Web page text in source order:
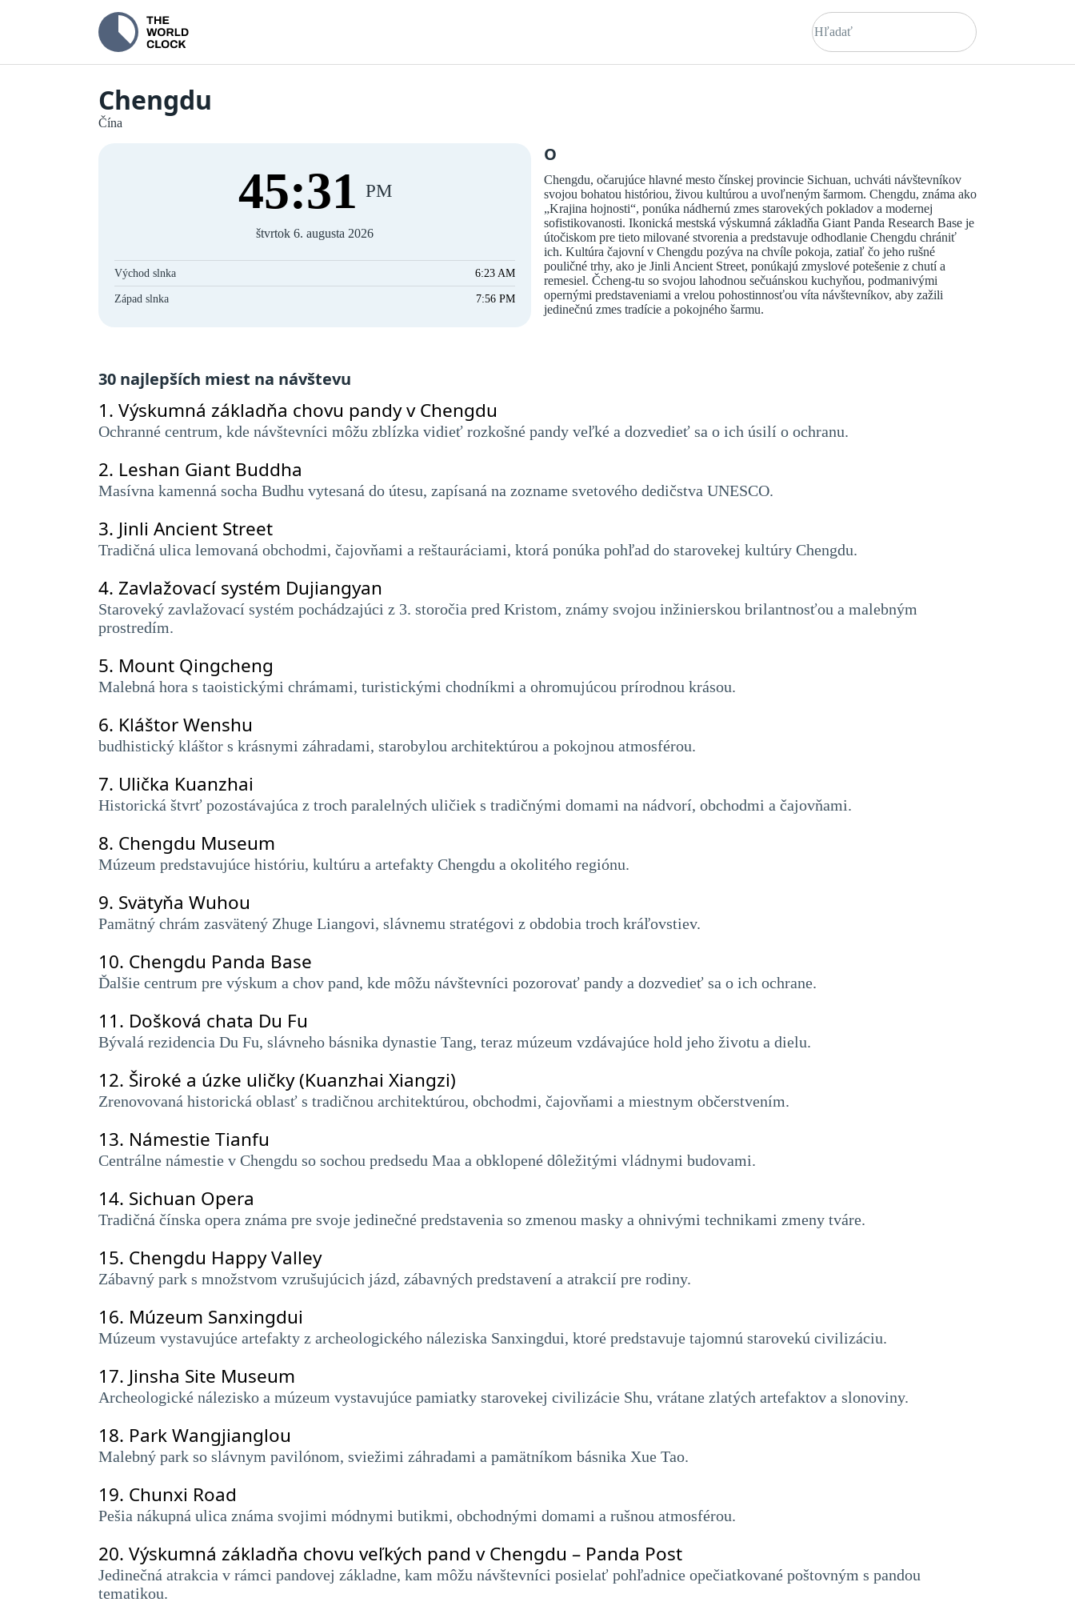
Chengdu
Čína
45:31 PM
štvrtok 6. augusta 2026
Východ slnka 6:23 AM
Západ slnka 7:56 PM
O
Chengdu, očarujúce hlavné mesto čínskej provincie Sichuan, uchváti návštevníkov
svojou bohatou históriou, živou kultúrou a uvoľneným šarmom. Chengdu, známa ako
„Krajina hojnosti“, ponúka nádhernú zmes starovekých pokladov a modernej
sofistikovanosti. Ikonická mestská výskumná základňa Giant Panda Research Base je
útočiskom pre tieto milované stvorenia a predstavuje odhodlanie Chengdu chrániť
ich. Kultúra čajovní v Chengdu pozýva na chvíle pokoja, zatiaľ čo jeho rušné
pouličné trhy, ako je Jinli Ancient Street, ponúkajú zmyslové potešenie z chutí a
remesiel. Čcheng-tu so svojou lahodnou sečuánskou kuchyňou, podmanivými
opernými predstaveniami a vrelou pohostinnosťou víta návštevníkov, aby zažili
jedinečnú zmes tradície a pokojného šarmu.
30 najlepších miest na návštevu
1. Výskumná základňa chovu pandy v Chengdu
Ochranné centrum, kde návštevníci môžu zblízka vidieť rozkošné pandy veľké a dozvedieť sa o ich úsilí o ochranu.
2. Leshan Giant Buddha
Masívna kamenná socha Budhu vytesaná do útesu, zapísaná na zozname svetového dedičstva UNESCO.
3. Jinli Ancient Street
Tradičná ulica lemovaná obchodmi, čajovňami a reštauráciami, ktorá ponúka pohľad do starovekej kultúry Chengdu.
4. Zavlažovací systém Dujiangyan
Staroveký zavlažovací systém pochádzajúci z 3. storočia pred Kristom, známy svojou inžinierskou brilantnosťou a malebným
prostredím.
5. Mount Qingcheng
Malebná hora s taoistickými chrámami, turistickými chodníkmi a ohromujúcou prírodnou krásou.
6. Kláštor Wenshu
budhistický kláštor s krásnymi záhradami, starobylou architektúrou a pokojnou atmosférou.
7. Ulička Kuanzhai
Historická štvrť pozostávajúca z troch paralelných uličiek s tradičnými domami na nádvorí, obchodmi a čajovňami.
8. Chengdu Museum
Múzeum predstavujúce históriu, kultúru a artefakty Chengdu a okolitého regiónu.
9. Svätyňa Wuhou
Pamätný chrám zasvätený Zhuge Liangovi, slávnemu stratégovi z obdobia troch kráľovstiev.
10. Chengdu Panda Base
Ďalšie centrum pre výskum a chov pand, kde môžu návštevníci pozorovať pandy a dozvedieť sa o ich ochrane.
11. Došková chata Du Fu
Bývalá rezidencia Du Fu, slávneho básnika dynastie Tang, teraz múzeum vzdávajúce hold jeho životu a dielu.
12. Široké a úzke uličky (Kuanzhai Xiangzi)
Zrenovovaná historická oblasť s tradičnou architektúrou, obchodmi, čajovňami a miestnym občerstvením.
13. Námestie Tianfu
Centrálne námestie v Chengdu so sochou predsedu Maa a obklopené dôležitými vládnymi budovami.
14. Sichuan Opera
Tradičná čínska opera známa pre svoje jedinečné predstavenia so zmenou masky a ohnivými technikami zmeny tváre.
15. Chengdu Happy Valley
Zábavný park s množstvom vzrušujúcich jázd, zábavných predstavení a atrakcií pre rodiny.
16. Múzeum Sanxingdui
Múzeum vystavujúce artefakty z archeologického náleziska Sanxingdui, ktoré predstavuje tajomnú starovekú civilizáciu.
17. Jinsha Site Museum
Archeologické nálezisko a múzeum vystavujúce pamiatky starovekej civilizácie Shu, vrátane zlatých artefaktov a slonoviny.
18. Park Wangjianglou
Malebný park so slávnym pavilónom, sviežimi záhradami a pamätníkom básnika Xue Tao.
19. Chunxi Road
Pešia nákupná ulica známa svojimi módnymi butikmi, obchodnými domami a rušnou atmosférou.
20. Výskumná základňa chovu veľkých pand v Chengdu – Panda Post
Jedinečná atrakcia v rámci pandovej základne, kam môžu návštevníci posielať pohľadnice opečiatkované poštovným s pandou
tematikou.